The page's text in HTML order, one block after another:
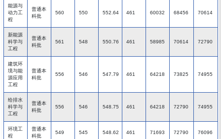
能源与
动力工
程
普通本
科批
560 550 552.64 461 60032 68456 70614
新能源
科学与
工程
普通本
科批
561 548 550.76 461 58985 70614 72790
建筑环
境与能
源应用
工程
普通本
科批
556 546 547.79 461 64218 73825 74955
给排水
科学与
工程
普通本
科批
556 546 548.75 461 64218 72790 74955
环境工
程
普通本
科批
549 545 548.62 461 71693 72790 76096